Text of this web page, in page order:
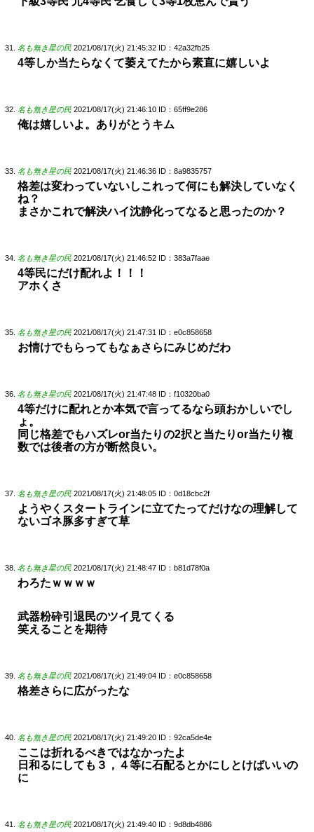
名も無き星の民 2021/08/17(火) 21:45:32 ID：42a32fb25
4等しか当たらなくて萎えてたから素直に嬉しいよ
名も無き星の民 2021/08/17(火) 21:46:10 ID：65ff9e286
俺は嬉しいよ。ありがとうキム
名も無き星の民 2021/08/17(火) 21:46:36 ID：8a9835757
格差は変わっていないしこれって何にも解決していなく
ね？
まさかこれで解決ハイ沈静化ってなると思ったのか？
名も無き星の民 2021/08/17(火) 21:46:52 ID：383a7faae
4等民にだけ配れよ！！！
アホくさ
名も無き星の民 2021/08/17(火) 21:47:31 ID：e0c858658
お情けでもらってもなぁさらにみじめだわ
名も無き星の民 2021/08/17(火) 21:47:48 ID：f10320ba0
4等だけに配れとか本気で言ってるなら頭おかしいでし
ょ。
同じ格差でもハズレor当たりの2択と当たりor当たり複
数では後者の方が断然良い。
名も無き星の民 2021/08/17(火) 21:48:05 ID：0d18cbc2f
ようやくスタートラインに立てたってだけなの理解して
ないゴネ豚多すぎて草
名も無き星の民 2021/08/17(火) 21:48:47 ID：b81d78f0a
わろたｗｗｗｗ
武器粉砕引退民のツイ見てくる
笑えることを期待
名も無き星の民 2021/08/17(火) 21:49:04 ID：e0c858658
格差さらに広がったな
名も無き星の民 2021/08/17(火) 21:49:20 ID：92ca5de4e
ここは折れるべきではなかったよ
日和るにしても３，４等に石配るとかにしとけばいいの
に
名も無き星の民 2021/08/17(火) 21:49:40 ID：9d8db4886